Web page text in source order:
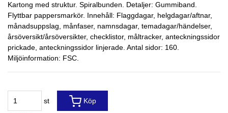
Kartong med struktur. Spiralbunden. Detaljer: Gummiband.
Flyttbar pappersmarkör. Innehåll: Flaggdagar, helgdagar/aftnar,
månadsuppslag, månfaser, namnsdagar, temadagar/händelser,
årsöversikt/årsöversikter, checklistor, måltracker, anteckningssidor
prickade, anteckningssidor linjerade. Antal sidor: 160.
Miljöinformation: FSC.
st Köp